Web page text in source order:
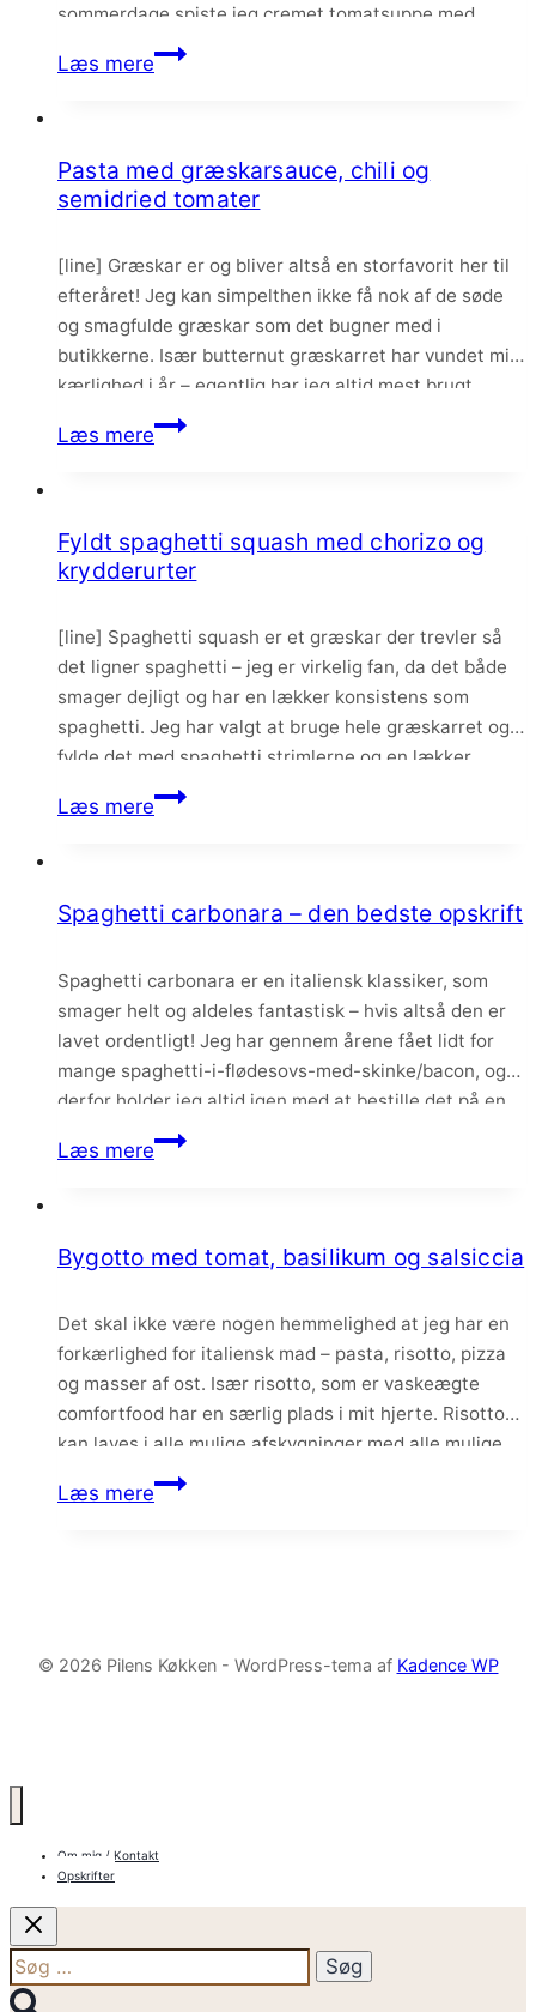
sommerdage spiste jeg cremet tomatsuppe med
lækre toppings – måske ikke særlig sommerligt, men
suppen smagte altså helt fantastisk! En skøn…
Læs mereTomatsuppe
Pasta med græskarsauce, chili og
semidried tomater
[line] Græskar er og bliver altså en storfavorit her til
efteråret! Jeg kan simpelthen ikke få nok af de søde
og smagfulde græskar som det bugner med i
butikkerne. Især butternut græskarret har vundet min
kærlighed i år – egentlig har jeg altid mest brugt
hokkaido, men nu har jeg virkelig fået øjnene op for…
Læs merePasta
og
tomater
Fyldt spaghetti squash med chorizo og
krydderurter
[line] Spaghetti squash er et græskar der trevler så
det ligner spaghetti – jeg er virkelig fan, da det både
smager dejligt og har en lækker konsistens som
spaghetti. Jeg har valgt at bruge hele græskarret og
fylde det med spaghetti strimlerne og en lækker
tomatsovs med chorizo og krydderurter. Haps!
Læs mereFyldt
chorizo
krydderurter
Spaghetti carbonara – den bedste opskrift
Spaghetti carbonara er en italiensk klassiker, som
smager helt og aldeles fantastisk – hvis altså den er
lavet ordentligt! Jeg har gennem årene fået lidt for
mange spaghetti-i-flødesovs-med-skinke/bacon, og
derfor holder jeg altid igen med at bestille det på en
restaurant, da man aldrig ved hvad man får. Men
heldigvis er det mega nemt og…
Læs mereSpaghetti
bedste
Bygotto med tomat, basilikum og salsiccia
Det skal ikke være nogen hemmelighed at jeg har en
forkærlighed for italiensk mad – pasta, risotto, pizza
og masser af ost. Især risotto, som er vaskeægte
comfortfood har en særlig plads i mit hjerte. Risotto
kan laves i alle mulige afskygninger med alle mulige
slags korn, grøntsager, oste osv. Den helt klassiske
med hvide…
Læs mereBygotto
© 2026 Pilens Køkken - WordPress-tema af Kadence WP
Om mig / Kontakt
Opskrifter
Søg
efter: